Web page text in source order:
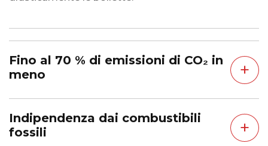
Fino al 70 % di emissioni di CO₂ in
meno
+
Indipendenza dai combustibili
fossili
+